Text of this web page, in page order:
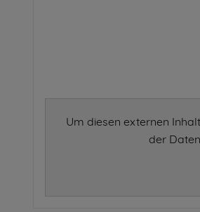
Um diesen externen
der